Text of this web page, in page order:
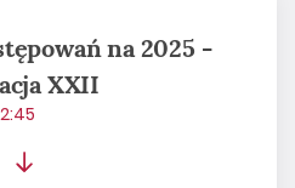
na 2025 -
XXII